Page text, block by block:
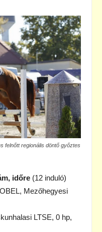
felnőtt regionális döntő győztes
időre (12 induló)
Mezőhegyesi
LTSE, 0 hp,